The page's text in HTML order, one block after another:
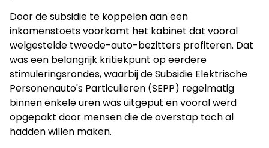
Door de subsidie te koppelen aan een
inkomenstoets voorkomt het kabinet dat vooral
welgestelde tweede-auto-bezitters profiteren. Dat
was een belangrijk kritiekpunt op eerdere
stimuleringsrondes, waarbij de Subsidie Elektrische
Personenauto's Particulieren (SEPP) regelmatig
binnen enkele uren was uitgeput en vooral werd
opgepakt door mensen die de overstap toch al
hadden willen maken.